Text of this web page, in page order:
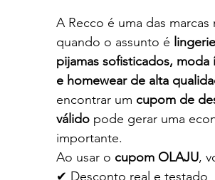
A Recco é uma das marcas
quando o assunto é
pijamas sofisticados, moda
e homewear de alta
encontrar um cupom de
válido pode gerar uma
importante.
Ao usar o cupom OLAJU,
✔ Desconto real e testado